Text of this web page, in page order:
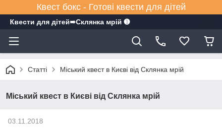
Квест бокс - Готові квести для дітей
Квести для дітей➠Склянка мрiй ➊
Статті Міський квест в Києві від Склянка мрій
Міський квест в Києві від Склянка мрій
03.11.2018